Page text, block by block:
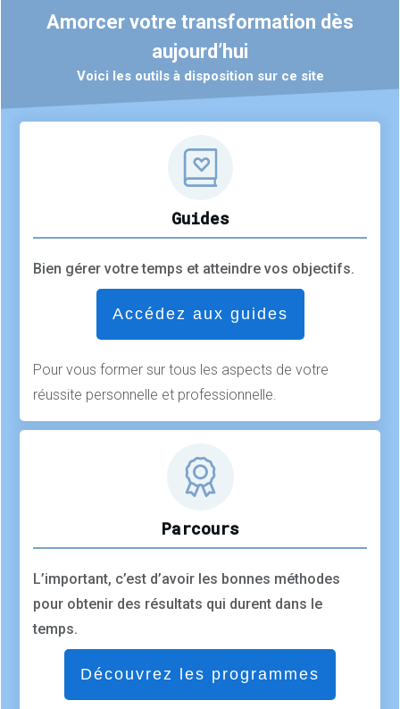
Amorcer votre transformation dès
aujourd’hui
Voici les outils à disposition sur ce site
Guides
Bien gérer votre temps et atteindre vos objectifs.
Accédez aux guides
Pour vous former sur tous les aspects de votre
réussite personnelle et professionnelle.
Parcours
L’important, c’est d’avoir les bonnes méthodes
pour obtenir des résultats qui durent dans le
temps.
Découvrez les programmes